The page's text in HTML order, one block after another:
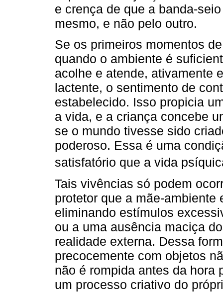
e crença de que a banda-
mesmo, e não pelo outro.
Se os primeiros momentos
quando o ambiente é
acolhe e atende, ativamente
lactente, o sentimento de
estabelecido. Isso propicia
a vida, e a criança concebe
se o mundo tivesse sido
poderoso. Essa é uma
satisfatório que a vida
Tais vivências só podem
protetor que a mãe-
eliminando estímulos
ou a uma ausência maciça
realidade externa. Dessa
precocemente com objetos
não é rompida antes da hora
um processo criativo do